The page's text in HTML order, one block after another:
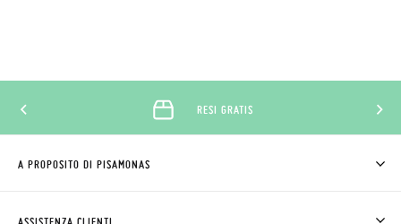
RESI GRATIS
A PROPOSITO DI PISAMONAS